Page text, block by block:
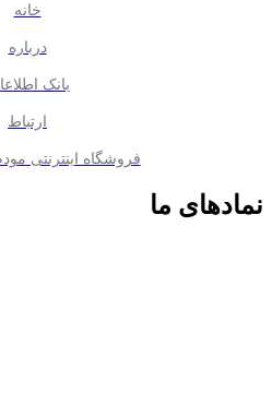
خانه
درباره
بانک
ارتباط
فروشگاه اینترنتی
نمادهای ما